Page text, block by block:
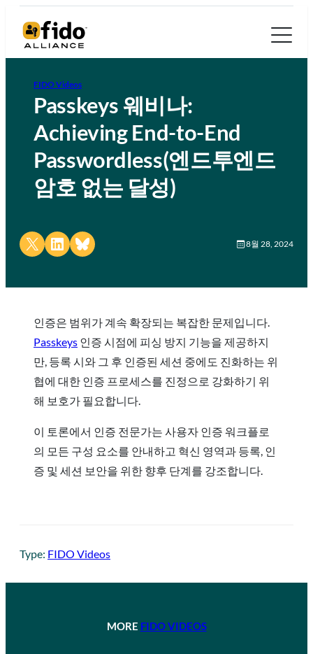
FIDO Videos
Passkeys 웨비나:
Achieving End-to-End
Passwordless(엔드투엔드
암호 없는 달성)
Share on X Share on LinkedIn
Share on Bluesky 8월 28, 2024
인증은 범위가 계속 확장되는 복잡한 문제입니다.
Passkeys 인증 시점에 피싱 방지 기능을 제공하지
만, 등록 시와 그 후 인증된 세션 중에도 진화하는 위
협에 대한 인증 프로세스를 진정으로 강화하기 위
해 보호가 필요합니다.
이 토론에서 인증 전문가는 사용자 인증 워크플로
의 모든 구성 요소를 안내하고 혁신 영역과 등록, 인
증 및 세션 보안을 위한 향후 단계를 강조합니다.
Type: FIDO Videos
MORE FIDO VIDEOS